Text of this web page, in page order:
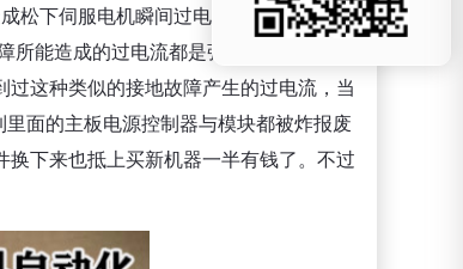
松下伺服电机瞬间过电流故障的，但是
能造成的过电流都是强电流，它是会使
这种类似的接地故障产生的过电流，当
面的主板电源控制器与模块都被炸报废
下来也抵上买新机器一半有钱了。不过